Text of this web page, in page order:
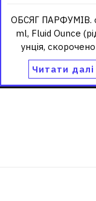
ОБСЯГ ПАРФУМІВ.
ml, Fluid Ounce
унція,
Читати далі